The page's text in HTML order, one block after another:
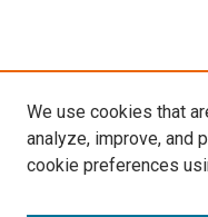
We use cookies that
analyze, improve, and
cookie preferences